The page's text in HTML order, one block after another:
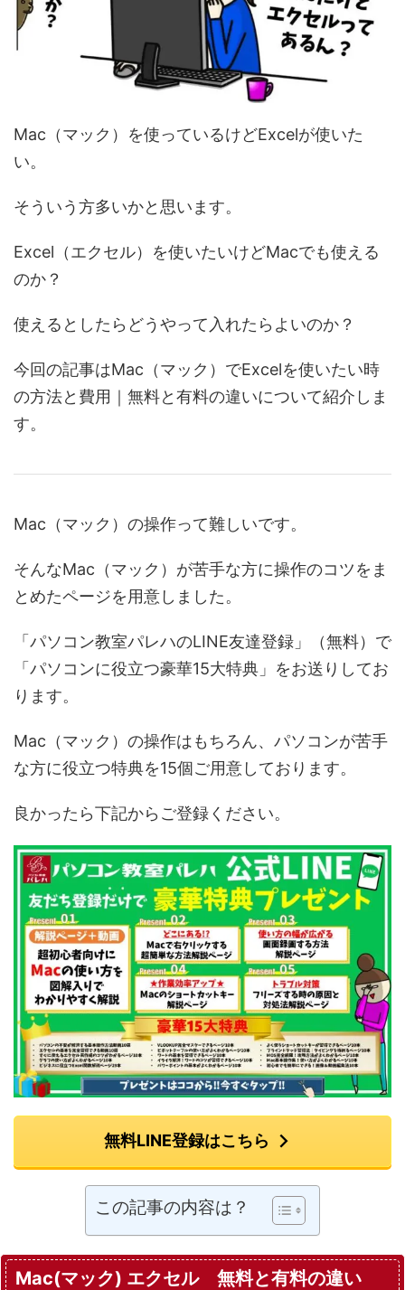
Mac（マック）を使っているけどExcelが使いた
い。
そういう方多いかと思います。
Excel（エクセル）を使いたいけどMacでも使える
のか？
使えるとしたらどうやって入れたらよいのか？
今回の記事はMac（マック）でExcelを使いたい時
の方法と費用｜無料と有料の違いについて紹介しま
す。
Mac（マック）の操作って難しいです。
そんなMac（マック）が苦手な方に操作のコツをま
とめたページを用意しました。
「パソコン教室パレハのLINE友達登録」（無料）で
「パソコンに役立つ豪華15大特典」をお送りしてお
ります。
Mac（マック）の操作はもちろん、パソコンが苦手
な方に役立つ特典を15個ご用意しております。
良かったら下記からご登録ください。
無料LINE登録はこちら
この記事の内容は？
Mac(マック) エクセル 無料と有料の違い